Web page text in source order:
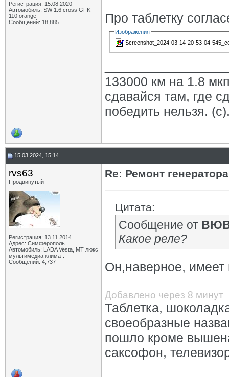
Регистрация: 15.08.2020
Автомобиль: SW 1.6 cross GFK
110 orange
Сообщений: 18,885
Про таблетку
Изображения
Screenshot_2024-03-14-20-53-04-
133000 км на 1.8
сдавайся там, где
победить нельзя.
15.03.2024, 15:14
rvs63
Продвинутый
Регистрация: 13.11.2014
Адрес: Симферополь
Автомобиль: LADA Vesta, МТ люкс
мультимедиа климат.
Сообщений: 4,737
Re: Ремонт
Цитата:
Сообщение от
Какое реле?
Он,наверное, имеет
Добавлено через 8 минут
Таблетка,
своеобразные
пошло кроме
саксофон,